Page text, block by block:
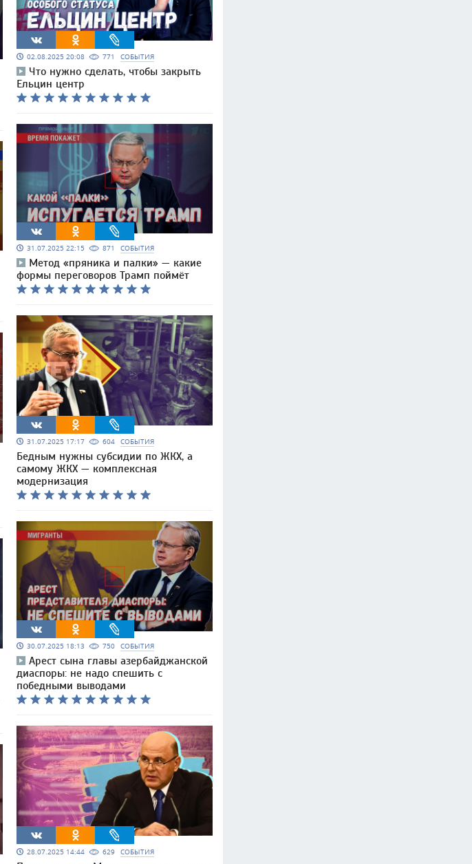
02.08.2025 20:08 771 СОБЫТИЯ
Что нужно сделать, чтобы закрыть
Ельцин центр
31.07.2025 22:15 871 СОБЫТИЯ
Метод «пряника и палки» — какие
формы переговоров Трамп поймёт
31.07.2025 17:17 604 СОБЫТИЯ
Бедным нужны субсидии по ЖКХ, а
самому ЖКХ — комплексная
модернизация
30.07.2025 18:13 750 СОБЫТИЯ
Арест сына главы азербайджанской
диаспоры: не надо спешить с
победными выводами
28.07.2025 14:44 629 СОБЫТИЯ